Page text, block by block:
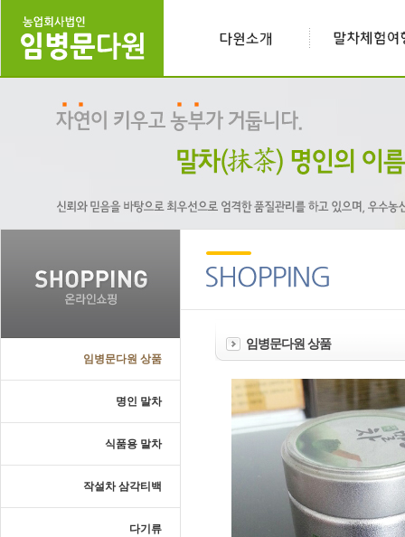
임병문다원 상품
명인 말차
식품용 말차
작설차 삼각티백
다기류
임병문다원 상품